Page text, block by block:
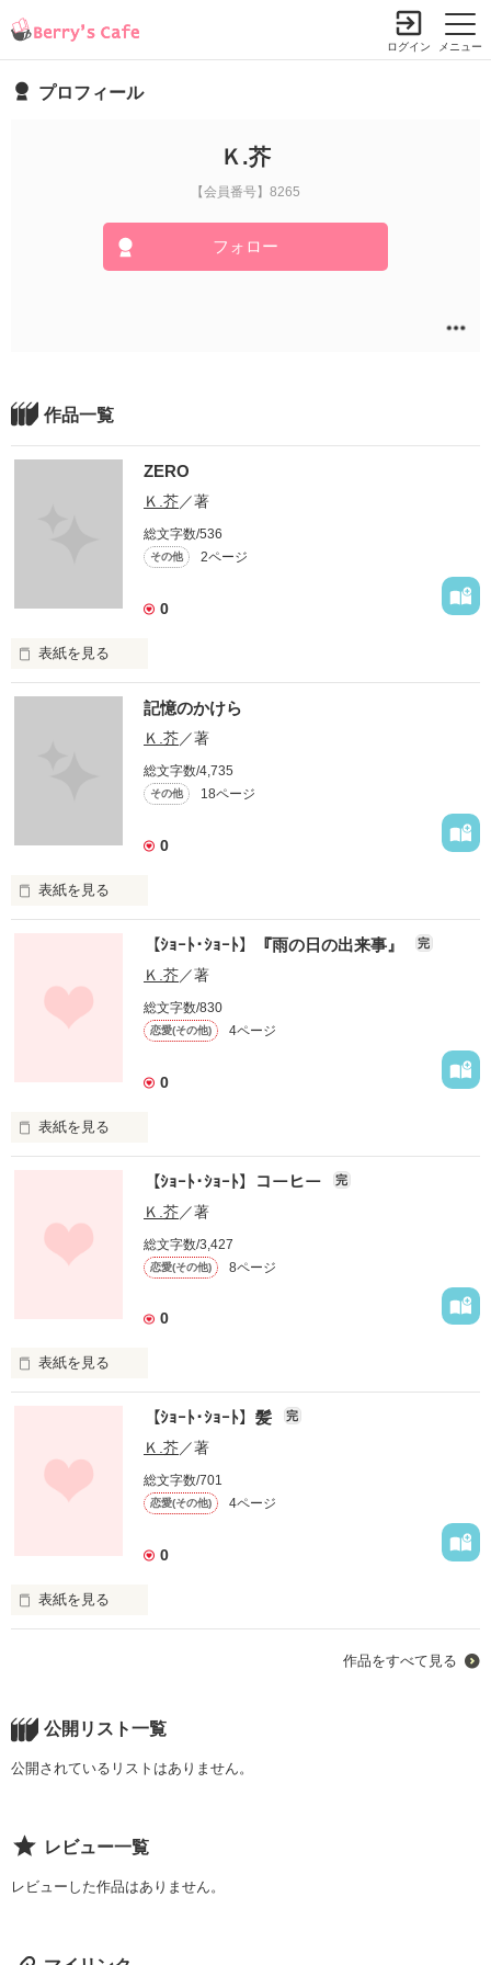
メニュー
ログイン
プロフィール
Ｋ.芥
【会員番号】8265
フォロー
作品一覧
ZERO
Ｋ.芥／著
総文字数/536
その他 2ページ
0
表紙を見る
全ては零から始まり
全ては零に終わる
答えは答えをつくる
題名と内容は、関係がないようで意味はあります。
気まぐれな更新となってしまいますが、それでも良ければご
精読よろしくお願いします。
はたまた……。
ちょっと不思議な、そんな話です。
それでは、物語の始まり始まり―……。
記憶のかけら
Ｋ.芥／著
総文字数/4,735
その他 18ページ
0
表紙を見る
ある事情で実家を離れ、祖父が暮らしていた家で一人暮らしを
学校に通う訳でもなく、仕事をするでもなく。
ただ、家に残る記憶のかけら触れているだけ。
家族とも関わることなく、暮らしている。
唯一外との繋ぎになっているヒトが、風に流されるように訪れ
一部ノンフィクション含
作品を読む
【ｼｮｰﾄ･ｼｮｰﾄ】『雨の日の出来事』 完
Ｋ.芥／著
総文字数/830
恋愛(その他) 4ページ
0
表紙を見る
【運命のひとこと】
一部ノンフィクション
【ｼｮｰﾄ･ｼｮｰﾄ】コーヒー 完
Ｋ.芥／著
総文字数/3,427
恋愛(その他) 8ページ
0
表紙を見る
なんだが……良い結果とは言いにくいモノもあるカモ
作品を読む
【ｼｮｰﾄ･ｼｮｰﾄ】髪 完
Ｋ.芥／著
総文字数/701
恋愛(その他) 4ページ
0
表紙を見る
これも恋愛小説か……そう思われそうだが『芥』だからと思
って見逃して下さい。
作品をすべて見る
公開リスト一覧
公開されているリストはありません。
レビュー一覧
レビューした作品はありません。